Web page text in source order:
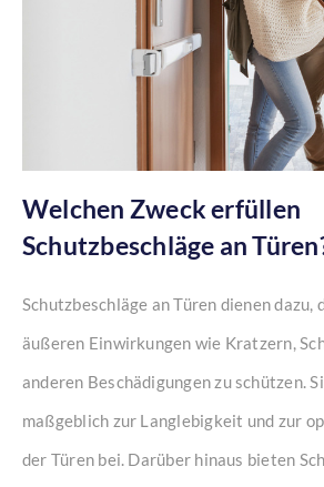
Welchen Zweck erfüllen
Schutzbeschläge an
Schutzbeschläge an Türen dienen
äußeren Einwirkungen wie Kratzern,
anderen Beschädigungen zu schützen.
maßgeblich zur Langlebigkeit und zur
der Türen bei. Darüber hinaus bieten